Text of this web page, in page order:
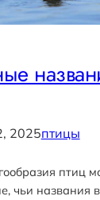
2025птицы
птиц
чьи названия